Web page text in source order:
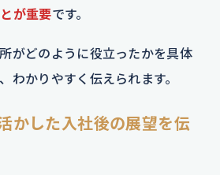
が重要です。
がどのように役立ったかを具体
わかりやすく伝えられます。
かした入社後の展望を伝